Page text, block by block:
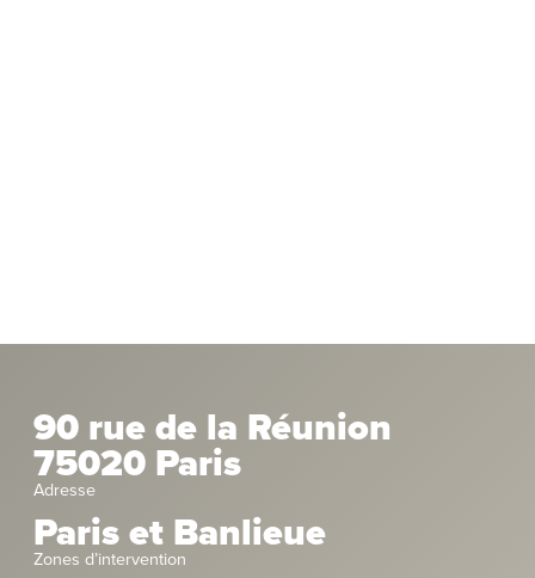
90 rue de la Réunion
75020 Paris
Adresse
Paris et Banlieue
Zones d’intervention